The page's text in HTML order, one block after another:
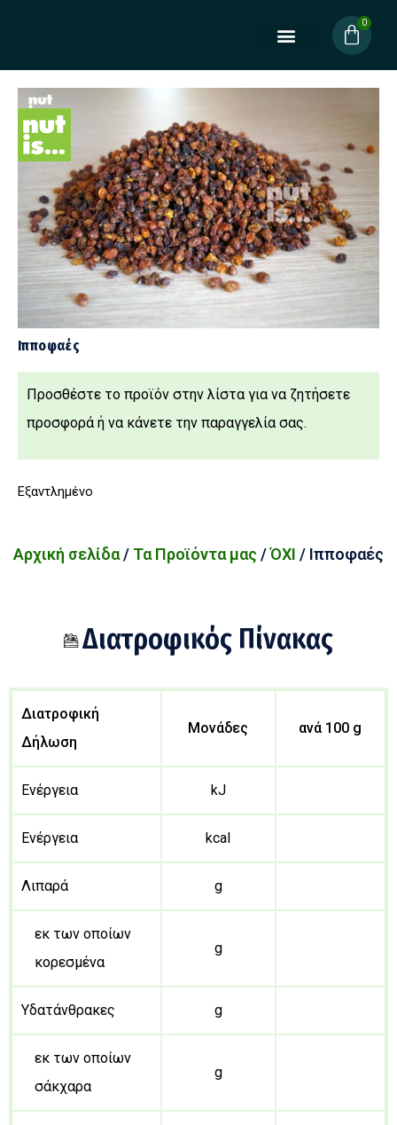
Ιπποφαές
Προσθέστε τo προϊόν στην λίστα για να ζητήσετε
προσφορά ή να κάνετε την παραγγελία σας.
Εξαντλημένο
Αρχική σελίδα/ Τα Προϊόντα μας /ΌΧΙ / Ιπποφαές
Διατροφικός Πίνακας
Διατροφική
Δήλωση
Μονάδες ανά 100 g
Ενέργεια kJ
Ενέργεια kcal
Λιπαρά g
εκ των οποίων
κορεσμένα
g
Υδατάνθρακες g
εκ των οποίων
σάκχαρα
g